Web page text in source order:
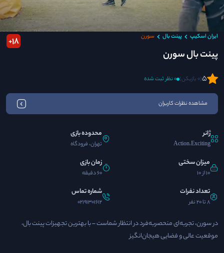
ایران اسکیپ پینت بال سورن
پینت بال سورن
18
+
5(0 بازیکن) 0 نظر ثبت شده
مشاهده نظرات کاربران
ژانر
Action،Exciting
محدوده بازی
تهران، فرودگاه
میزان سختی
10 از 10
زمان بازی
60 دقیقه
تعداد نفرات
8 تا 20 نفر
شماره تماس
02191301612
در سورن، تجربه‌ای منحصربه‌فرد در انتظار شماست – با بهترین تجهیزات پینت بال،
موقعیت عالی و فضایی هیجان‌انگیز